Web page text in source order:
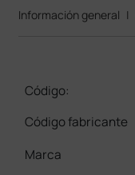
Información general |
Código:
Código fabricante
Marca